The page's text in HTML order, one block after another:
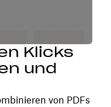
Klicks
und
von PDFs